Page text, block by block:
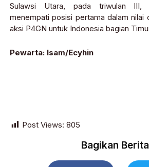
Sulawsi Utara, pada triwulan III,
menempati posisi pertama dalam nilai
aksi P4GN untuk Indonesia bagian
Pewarta: Isam/Ecyhin
Post Views: 805
Bagikan Berita